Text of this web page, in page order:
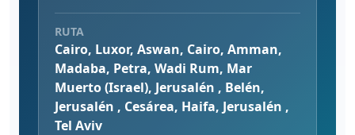
RUTA
Cairo, Luxor, Aswan, Cairo, Amman,
Madaba, Petra, Wadi Rum, Mar
Muerto (Israel), Jerusalén , Belén,
Jerusalén , Cesárea, Haifa, Jerusalén ,
Tel Aviv